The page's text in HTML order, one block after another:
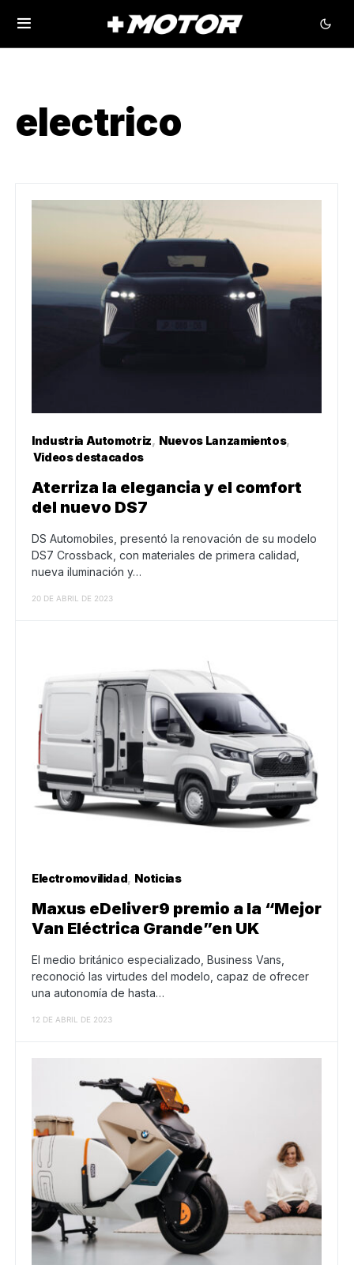
electrico
Industria Automotriz
Nuevos Lanzamientos
Videos destacados
Aterriza la elegancia y el comfort
del nuevo DS7
DS Automobiles, presentó la renovación de su modelo
DS7 Crossback, con materiales de primera calidad,
nueva iluminación y…
20 DE ABRIL DE 2023
Electromovilidad Noticias
Maxus eDeliver9 premio a la “Mejor
Van Eléctrica Grande”en UK
El medio británico especializado, Business Vans,
reconoció las virtudes del modelo, capaz de ofrecer
una autonomía de hasta…
12 DE ABRIL DE 2023